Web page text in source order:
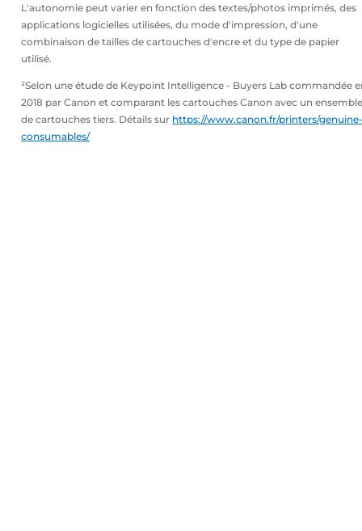
L'autonomie peut varier en fonction des textes/photos imprimés, des
applications logicielles utilisées, du mode d'impression, d'une
combinaison de tailles de cartouches d'encre et du type de papier
utilisé.
²Selon une étude de Keypoint Intelligence - Buyers Lab commandée
2018 par Canon et comparant les cartouches Canon avec un ensemble
de cartouches tiers. Détails sur https://www.canon.fr/printers/genuine-
consumables/